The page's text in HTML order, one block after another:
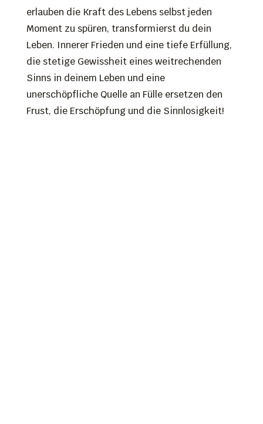
erlauben die Kraft des Lebens selbst jeden
Moment zu spüren, transformierst du dein
Leben. Innerer Frieden und eine tiefe Erfüllung,
die stetige Gewissheit eines weitrechenden
Sinns in deinem Leben und eine
unerschöpfliche Quelle an Fülle ersetzen den
Frust, die Erschöpfung und die Sinnlosigkeit!